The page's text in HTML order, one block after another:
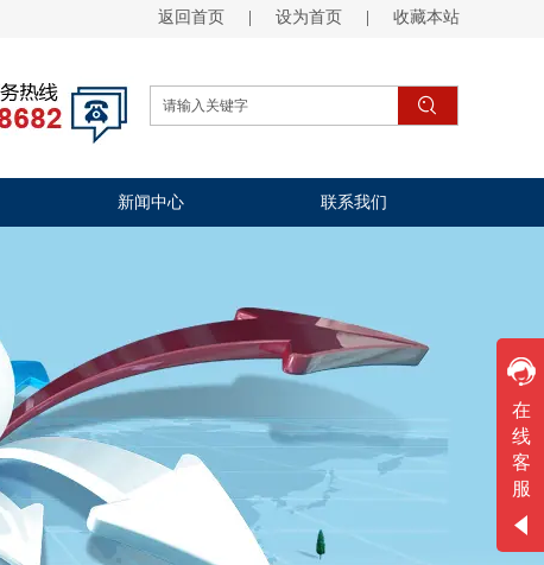
返回首页 设为首页 收藏本站
在
线
客
服
工作时间
新闻中心 联系我们